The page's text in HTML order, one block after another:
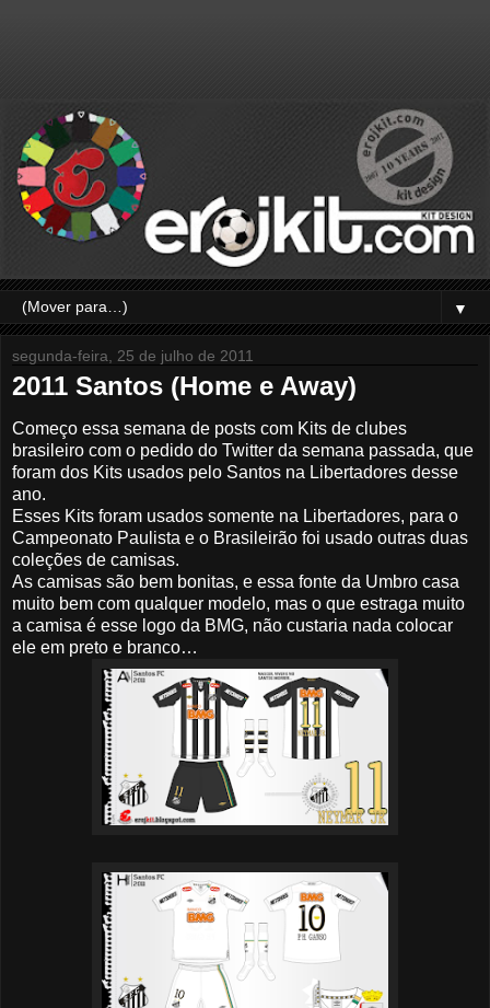
▼
segunda-feira, 25 de julho de 2011
2011 Santos (Home e Away)
Começo essa semana de posts com Kits de clubes
brasileiro com o pedido do Twitter da semana passada, que
foram dos Kits usados pelo Santos na Libertadores desse
ano.
Esses Kits foram usados somente na Libertadores, para o
Campeonato Paulista e o Brasileirão foi usado outras duas
coleções de camisas.
As camisas são bem bonitas, e essa fonte da Umbro casa
muito bem com qualquer modelo, mas o que estraga muito
a camisa é esse logo da BMG, não custaria nada colocar
ele em preto e branco…